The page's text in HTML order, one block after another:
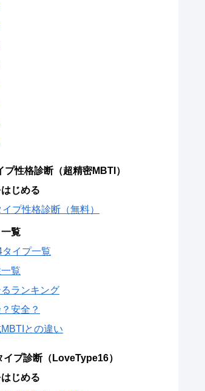
プ性格診断（超精密MBTI）
じめる
プ性格診断（無料）
覧
タイプ一覧
覧
ランキング
安全？
との違い
プ診断（LoveType16）
じめる